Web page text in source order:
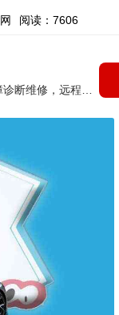
阅读：7606